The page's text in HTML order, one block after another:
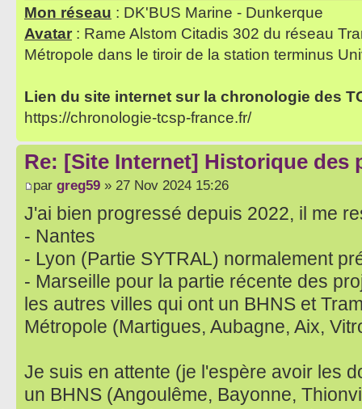
Mon réseau : DK'BUS Marine - Dunkerque
Avatar : Rame Alstom Citadis 302 du réseau
Métropole dans le tiroir de la station terminus
Lien du site internet sur la chronologie des
https://chronologie-tcsp-france.fr/
Re: [Site Internet] Historique des
par greg59 » 27 Nov 2024 15:26
J'ai bien progressé depuis 2022, il me
- Nantes
- Lyon (Partie SYTRAL) normalement
- Marseille pour la partie récente des
les autres villes qui ont un BHNS et
Métropole (Martigues, Aubagne, Aix,
Je suis en attente (je l'espère avoir les
un BHNS (Angoulême, Bayonne,